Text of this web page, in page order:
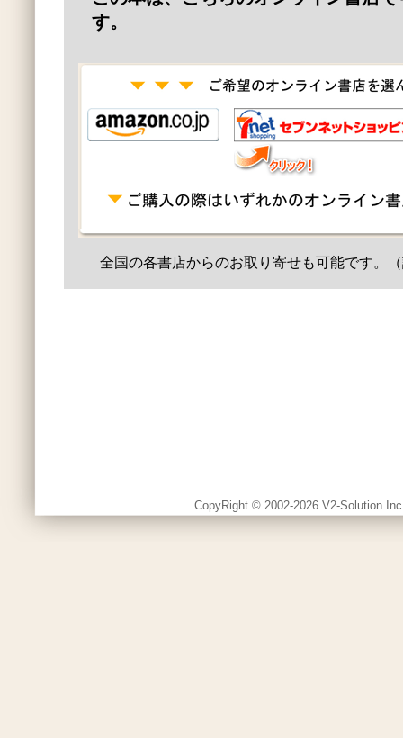
す。
全国の各書店からのお取り寄せも可能です。
CopyRight © 2002-2026 V2-Solution